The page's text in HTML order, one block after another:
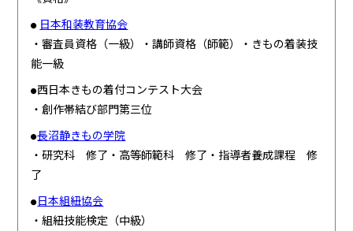
● 日本和装教育協会
・審査員資格（一級）・講師資格（師範）・きもの着装技
能一級
●西日本きもの着付コンテスト大会
・創作帯結び部門第三位
●長沼静きもの学院
・研究科 修了・高等師範科 修了・指導者養成課程 修
了
●日本組紐協会
・組紐技能検定（中級）